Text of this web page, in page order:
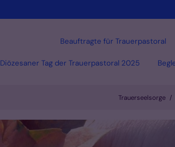
Diözesaner Tag der Trauerpastoral 2025
Beauftragte für Trauerpastoral
Trauerseelsorge